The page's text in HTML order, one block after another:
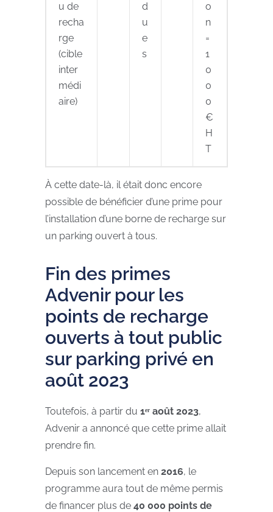
u de
recha
rge
(cible
inter
médi
aire)
d
u
e
s
o
n
=
1
0
0
0
€
H
T
À cette date-là, il était donc encore
possible de bénéficier d’une prime pour
l’installation d’une borne de recharge sur
un parking ouvert à tous.
Fin des primes
Advenir pour les
points de recharge
ouverts à tout public
sur parking privé en
août 2023
Toutefois, à partir du 1ᵉʳ août 2023,
Advenir a annoncé que cette prime allait
prendre fin.
Depuis son lancement en 2016, le
programme aura tout de même permis
de financer plus de 40 000 points de